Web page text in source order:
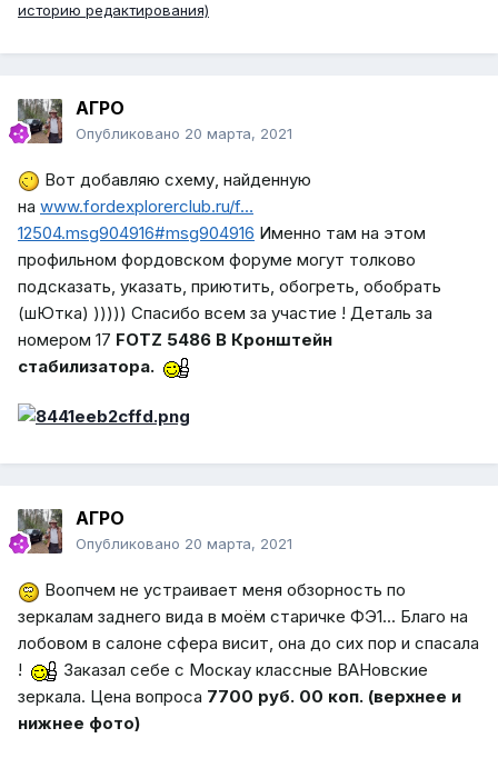
историю редактирования)
АГРО
Опубликовано 20 марта, 2021
Вот добавляю схему, найденную
на www.fordexplorerclub.ru/f…
12504.msg904916#msg904916 Именно там на этом
профильном фордовском форуме могут толково
подсказать, указать, приютить, обогреть, обобрать
(шЮтка) ))))) Спасибо всем за участие ! Деталь за
номером 17 FOTZ 5486 B Кронштейн
стабилизатора.
АГРО
Опубликовано 20 марта, 2021
Воопчем не устраивает меня обзорность по
зеркалам заднего вида в моём старичке ФЭ1... Благо на
лобовом в салоне сфера висит, она до сих пор и спасала
!
Заказал себе с Москау классные ВАНовские
зеркала. Цена вопроса 7700 руб. 00 коп. (верхнее и
нижнее фото)